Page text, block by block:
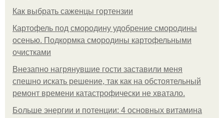
Как выбрать саженцы гортензии
Картофель под смородину удобрение смородины
осенью. Подкормка смородины картофельными
очистками
Внезапно нагрянувшие гости заставили меня
спешно искать решение, так как на обстоятельный
ремонт времени катастрофически не хватало.
Больше энергии и потенции: 4 основных витамина